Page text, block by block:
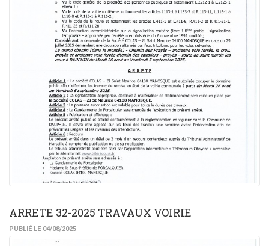
ARRETE 32-2025 TRAVAUX VOIRIE
PUBLIÉ LE 04/08/2025